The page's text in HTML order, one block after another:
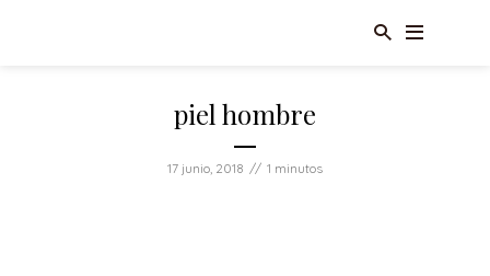
piel hombre
17 junio, 2018 1 minutos